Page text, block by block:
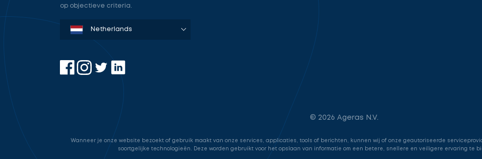
op objectieve criteria.
Denmark
Sweden
Norway
Netherlands
Germany
USA
© 2026 Ageras N.V.
Wanneer je onze website bezoekt of gebruik maakt van onze services, applicaties, tools of berichten, kunnen wij of onze geautoriseerde
soortgelijke technologieën. Deze worden gebruikt voor het opslaan van informatie om een betere, snellere en veiligere ervaring te